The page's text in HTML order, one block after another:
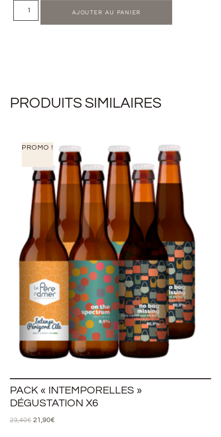
AJOUTER AU PANIER
PRODUITS SIMILAIRES
PROMO !
PACK « INTEMPORELLES »
DÉGUSTATION X6
23,40€ 21,90€